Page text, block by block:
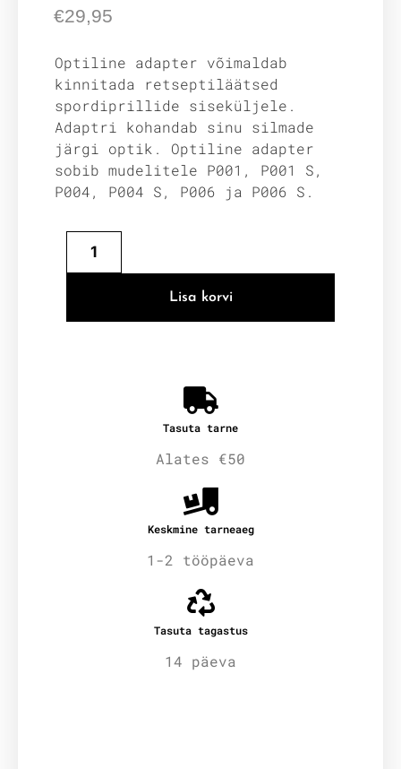
€29,95
Optiline adapter võimaldab
kinnitada retseptiläätsed
spordiprillide siseküljele.
Adaptri kohandab sinu silmade
järgi optik. Optiline adapter
sobib mudelitele P001, P001 S,
P004, P004 S, P006 ja P006 S.
Lisa korvi
Tasuta tarne
Alates €50
Keskmine tarneaeg
1-2 tööpäeva
Tasuta tagastus
14 päeva